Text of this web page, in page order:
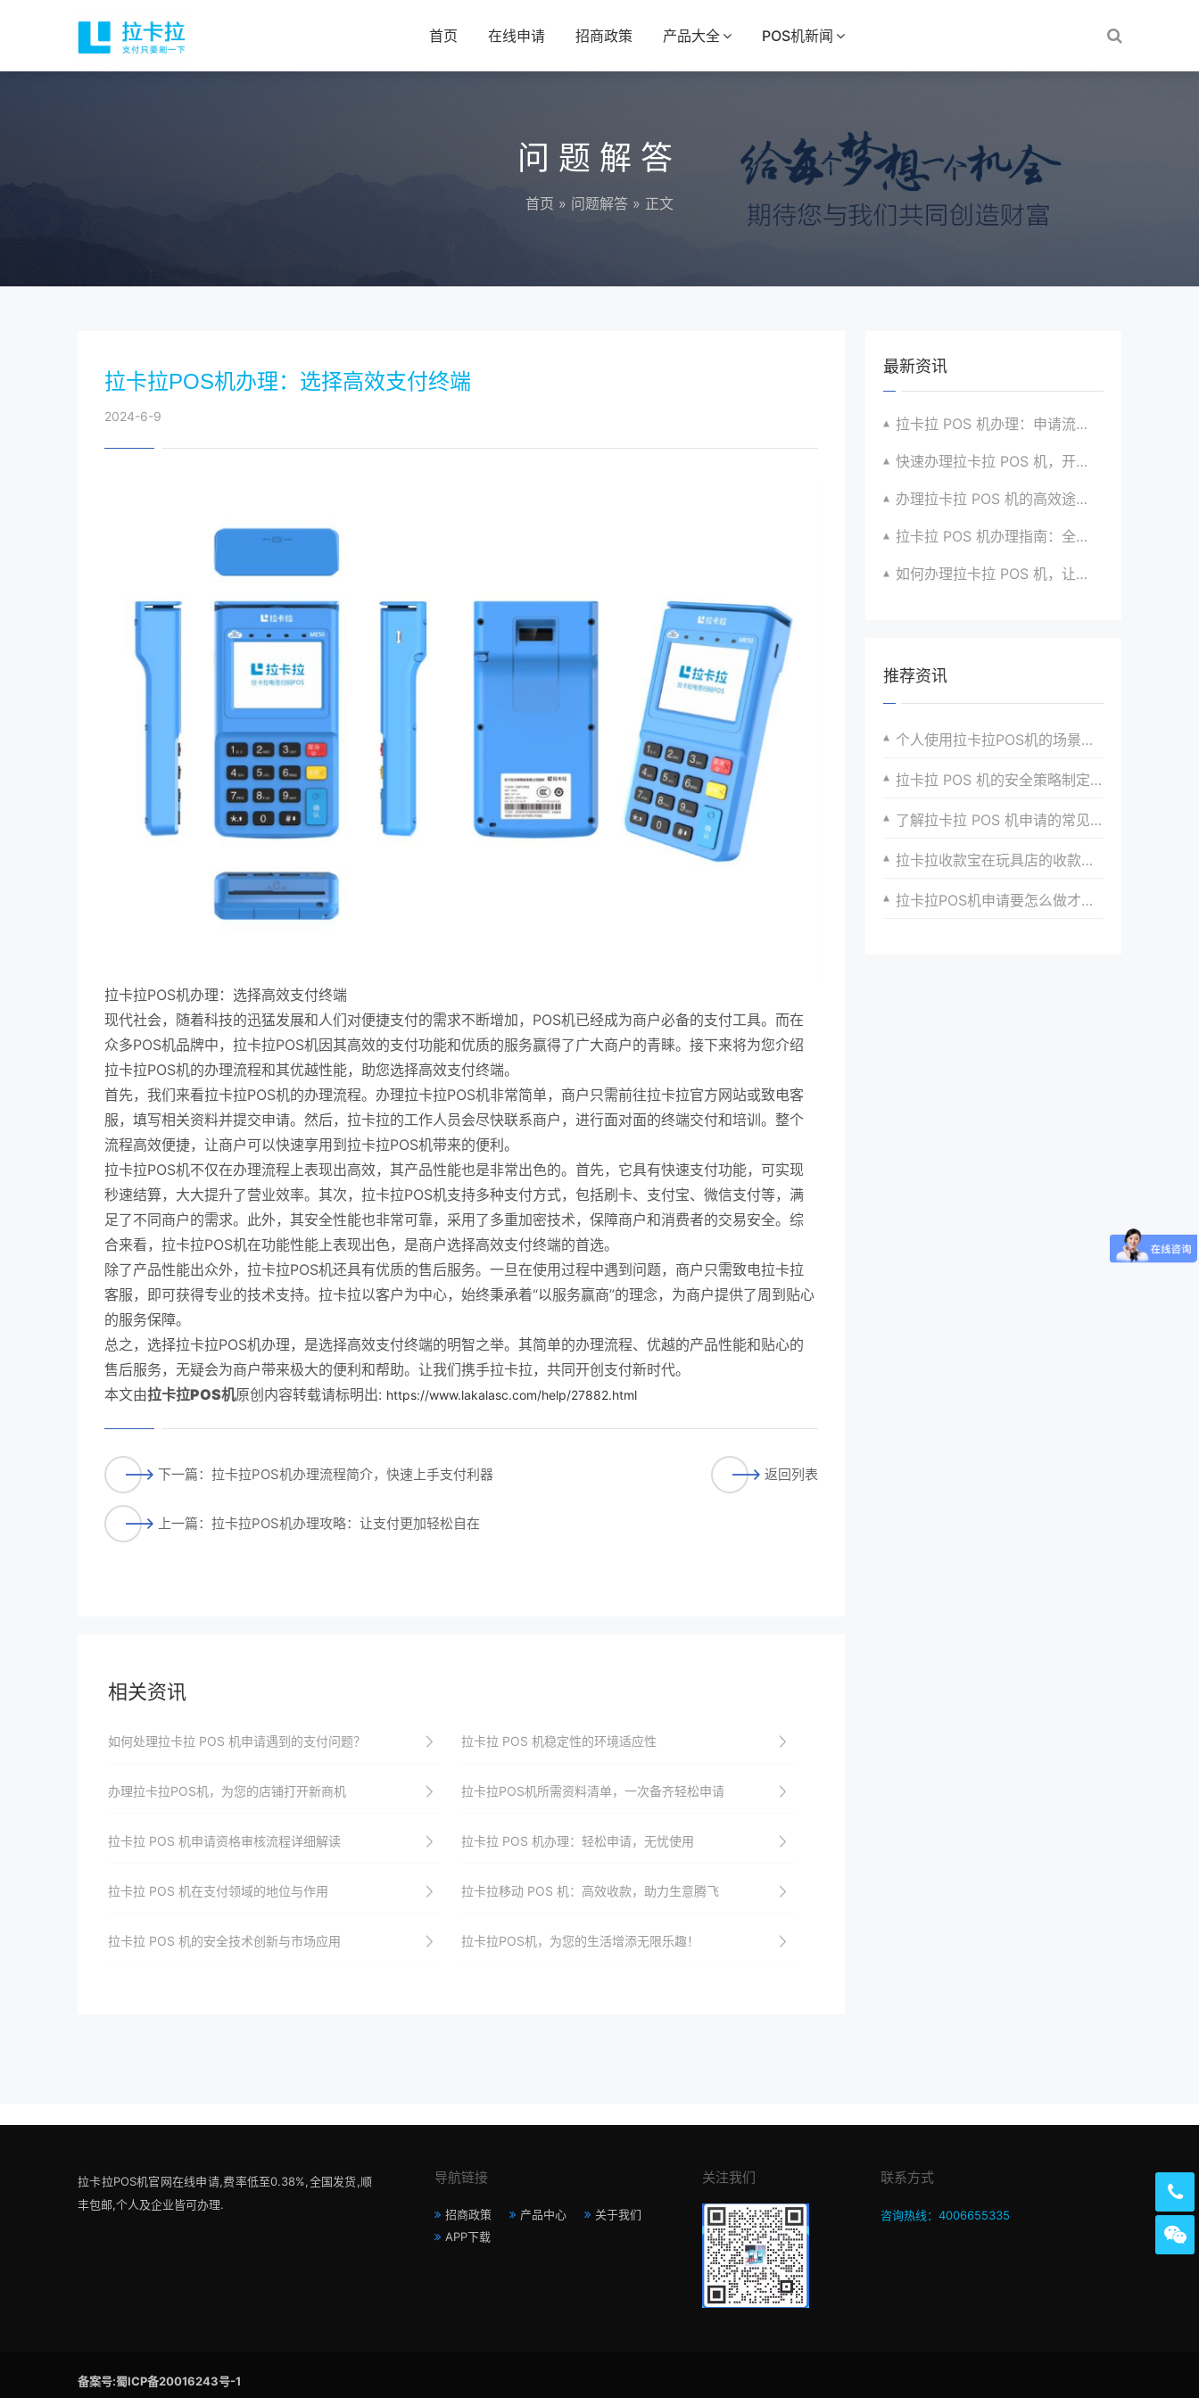
首页 在线申请 招商政策 产品大全 POS机新闻
问题解答
首页 » 问题解答 » 正文
拉卡拉POS机办理：选择高效支付终端
2024-6-9
拉卡拉POS机办理：选择高效支付终端
现代社会，随着科技的迅猛发展和人们对便捷支付的需求不断增加，POS机已经成为商户必备的支付工具。而在
众多POS机品牌中，拉卡拉POS机因其高效的支付功能和优质的服务赢得了广大商户的青睐。接下来将为您介绍
拉卡拉POS机的办理流程和其优越性能，助您选择高效支付终端。
首先，我们来看拉卡拉POS机的办理流程。办理拉卡拉POS机非常简单，商户只需前往拉卡拉官方网站或致电客
服，填写相关资料并提交申请。然后，拉卡拉的工作人员会尽快联系商户，进行面对面的终端交付和培训。整个
流程高效便捷，让商户可以快速享用到拉卡拉POS机带来的便利。
拉卡拉POS机不仅在办理流程上表现出高效，其产品性能也是非常出色的。首先，它具有快速支付功能，可实现
秒速结算，大大提升了营业效率。其次，拉卡拉POS机支持多种支付方式，包括刷卡、支付宝、微信支付等，满
足了不同商户的需求。此外，其安全性能也非常可靠，采用了多重加密技术，保障商户和消费者的交易安全。综
合来看，拉卡拉POS机在功能性能上表现出色，是商户选择高效支付终端的首选。
除了产品性能出众外，拉卡拉POS机还具有优质的售后服务。一旦在使用过程中遇到问题，商户只需致电拉卡拉
客服，即可获得专业的技术支持。拉卡拉以客户为中心，始终秉承着“以服务赢商”的理念，为商户提供了周到贴心
的服务保障。
总之，选择拉卡拉POS机办理，是选择高效支付终端的明智之举。其简单的办理流程、优越的产品性能和贴心的
售后服务，无疑会为商户带来极大的便利和帮助。让我们携手拉卡拉，共同开创支付新时代。
本文由拉卡拉POS机原创内容转载请标明出: https://www.lakalasc.com/help/27882.html
下一篇：拉卡拉POS机办理流程简介，快速上手支付利器
上一篇：拉卡拉POS机办理攻略：让支付更加轻松自在
返回列表
相关资讯
如何处理拉卡拉 POS 机申请遇到的支付问题？ 拉卡拉 POS 机稳定性的环境适应性
办理拉卡拉POS机，为您的店铺打开新商机 拉卡拉POS机所需资料清单，一次备齐轻松申请
拉卡拉 POS 机申请资格审核流程详细解读 拉卡拉 POS 机办理：轻松申请，无忧使用
拉卡拉 POS 机在支付领域的地位与作用 拉卡拉移动 POS 机：高效收款，助力生意腾飞
拉卡拉 POS 机的安全技术创新与市场应用 拉卡拉POS机，为您的生活增添无限乐趣！
最新资讯
拉卡拉 POS 机办理：申请流程与优势介绍超详细
快速办理拉卡拉 POS 机，开启无忧收款时代咯
办理拉卡拉 POS 机的高效途径与方法全掌握
拉卡拉 POS 机办理指南：全流程解析与建议汇总
如何办理拉卡拉 POS 机，让生意更顺畅？看过来
推荐资讯
个人使用拉卡拉POS机的场景与需求分析
拉卡拉 POS 机的安全策略制定与执行
了解拉卡拉 POS 机申请的常见问题
拉卡拉收款宝在玩具店的收款便捷体验
拉卡拉POS机申请要怎么做才能快速通过？
拉卡拉POS机官网在线申请,费率低至0.38%,全国发货,顺
丰包邮,个人及企业皆可办理.
导航链接
招商政策 产品中心
关于我们
APP下载
关注我们 联系方式
咨询热线：4006655335
备案号:蜀ICP备20016243号-1